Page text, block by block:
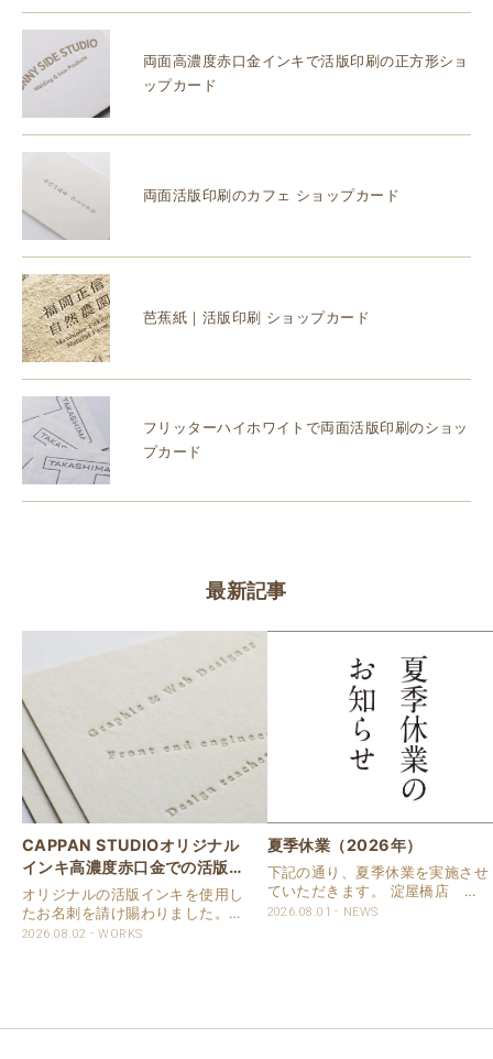
両面高濃度赤口金インキで活版印刷の正方形ショ
ップカード
両面活版印刷のカフェ ショップカード
芭蕉紙｜活版印刷 ショップカード
フリッターハイホワイトで両面活版印刷のショッ
プカード
最新記事
CAPPAN STUDIOオリジナル
インキ高濃度赤口金での活版名
刺
オリジナルの活版インキを使用し
たお名刺を請け賜わりました。
用紙は新バフン紙Nのきぬを使用
2026.08.02 WORKS
夏季休業（2026年）
下記の通り、夏季休業を実施させ
ていただきます。 淀屋橋店 通
常営業いたします。 奈良店 8月
2026.08.01 NEWS